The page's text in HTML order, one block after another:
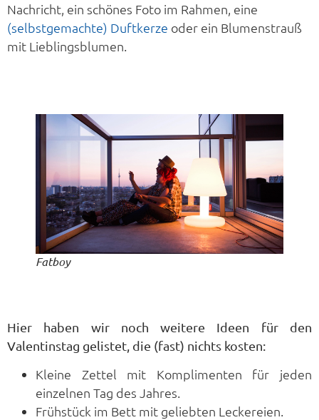
Nachricht, ein schönes Foto im Rahmen, eine
(selbstgemachte) Duftkerze oder ein Blumenstrauß
mit Lieblingsblumen.
Fatboy
Hier haben wir noch weitere Ideen für den
Valentinstag gelistet, die (fast) nichts kosten:
Kleine Zettel mit Komplimenten für jeden
einzelnen Tag des Jahres.
Frühstück im Bett mit geliebten Leckereien.